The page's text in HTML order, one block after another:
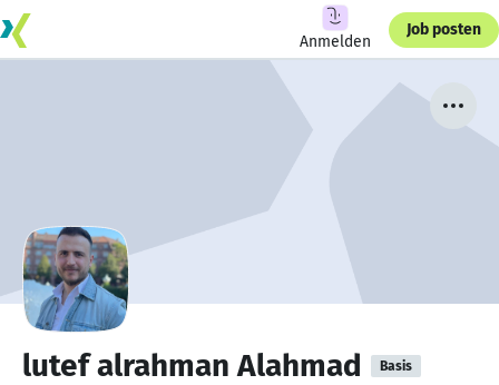
Anmelden
Job posten
lutef alrahman Alahmad Basis